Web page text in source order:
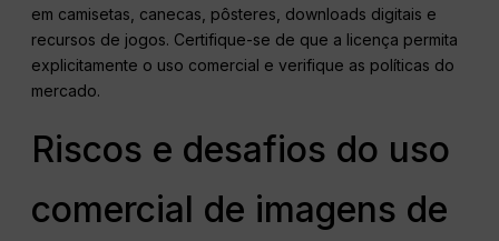
em camisetas, canecas, pôsteres, downloads digitais e
recursos de jogos. Certifique-se de que a licença permita
explicitamente o uso comercial e verifique as políticas do
mercado.
Riscos e desafios do uso
comercial de imagens de